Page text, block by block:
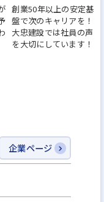
実♪働きやすい環
したキャリア形成
創業50年以上の安定基
盤で次のキャリアを！
大忠建設では社員の声
を大切にしています！
企業ページ